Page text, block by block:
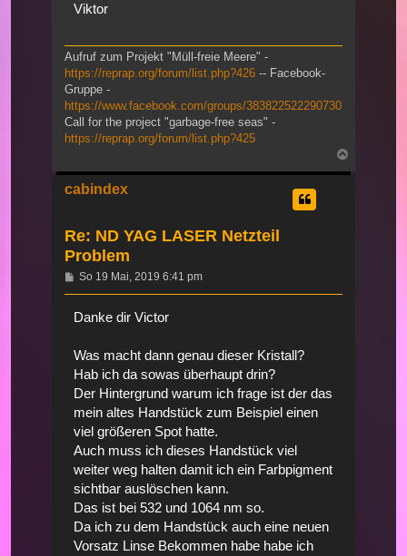
Viktor
Aufruf zum Projekt "Müll-freie Meere" -
https://reprap.org/forum/list.php?426 -- Facebook-
Gruppe -
https://www.facebook.com/groups/383822522290730
Call for the project "garbage-free seas" -
https://reprap.org/forum/list.php?425
cabindex
Re: ND YAG LASER Netzteil
Problem
Beitrag
So 19 Mai, 2019 6:41 pm
Danke dir Victor
Was macht dann genau dieser Kristall?
Hab ich da sowas überhaupt drin?
Der Hintergrund warum ich frage ist der das
mein altes Handstück zum Beispiel einen
viel größeren Spot hatte.
Auch muss ich dieses Handstück viel
weiter weg halten damit ich ein Farbpigment
sichtbar auslöschen kann.
Das ist bei 532 und 1064 nm so.
Da ich zu dem Handstück auch eine neuen
Vorsatz Linse Bekommen habe habe ich